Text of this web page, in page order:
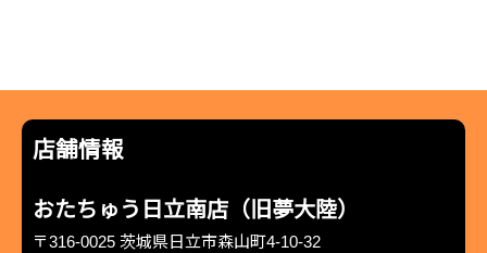
店舗情報
おたちゅう日立南店（旧夢大陸）
〒316-0025 茨城県日立市森山町4-10-32